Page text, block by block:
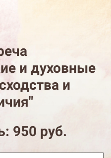
и духовные
и
950 руб.